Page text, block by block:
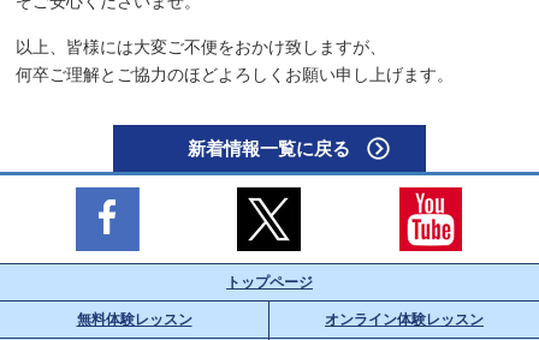
以上、皆様には大変ご不便をおかけ致しますが、
何卒ご理解とご協力のほどよろしくお願い申し上げます。
新着情報一覧に戻る
トップページ
無料体験レッスン オンライン体験レッスン